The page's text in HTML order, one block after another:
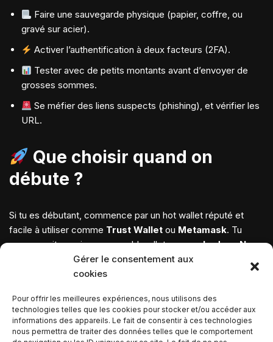
Gérer le consentement aux
cookies
Pour offrir les meilleures expériences, nous utilisons des
technologies telles que les cookies pour stocker et/ou accéder aux
informations des appareils. Le fait de consentir à ces technologies
nous permettra de traiter des données telles que le comportement
Faire une sauvegarde physique (papier, coffre, ou
gravé sur acier).
Activer l’authentification à deux facteurs (2FA).
Tester avec de petits montants avant d’envoyer de
grosses sommes.
Se méfier des liens suspects (phishing), et vérifier les
URL.
Que choisir quand on
débute ?
Si tu es débutant, commence par un hot wallet réputé et
facile à utiliser comme Trust Wallet ou Metamask. Tu
peux ensuite envisager un cold wallet commeLedger Nano
pour sécuriser tes fonds.
la sécurité repose sur toi. Pas de banque, pas de service
client pour « réinitialiser ton mot de passe ».